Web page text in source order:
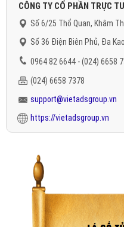
CÔNG TY CỔ PHẦN TRỰC
Số 6/25 Thổ Quan, Khâm
Số 36 Điện Biên Phủ, Đa
0964 82 6644 - (024) 6658
(024) 6658 7378
support@vietadsgroup.vn
https://vietadsgroup.vn